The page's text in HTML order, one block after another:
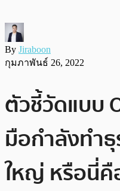
By Jiraboon
กุมภาพันธ์ 26, 2022
ตัวชี้วัดแบบ
มือกำลังทำ
ใหญ่ หรือนี่คื